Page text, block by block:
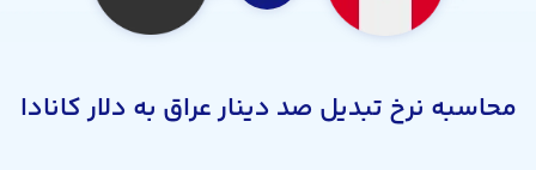
محاسبه نرخ تبدیل صد دینار عراق به دلار کانادا